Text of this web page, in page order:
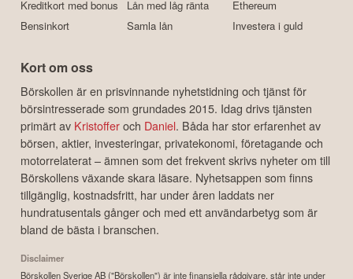
Kreditkort med bonus
Bensinkort
Lån med låg ränta
Samla lån
Ethereum
Investera i guld
Kort om oss
Börskollen är en prisvinnande nyhetstidning och tjänst för
börsintresserade som grundades 2015. Idag drivs tjänsten
primärt av Kristofferoch Daniel. Båda har stor erfarenhet av
börsen, aktier, investeringar, privatekonomi, företagande och
motorrelaterat – ämnen som det frekvent skrivs nyheter om till
Börskollens växande skara läsare. Nyhetsappen som finns
tillgänglig, kostnadsfritt, har under åren laddats ner
hundratusentals gånger och med ett användarbetyg som är
bland de bästa i branschen.
Disclaimer
Börskollen Sverige AB ("Börskollen") är inte finansiella rådgivare, står inte under